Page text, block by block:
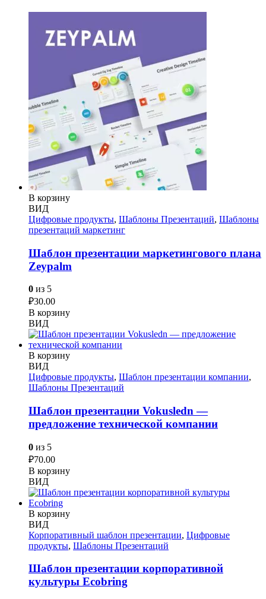
В корзину
ВИД
Цифровые продукты, Шаблоны Презентаций, Шаблоны
презентаций маркетинг
Шаблон презентации маркетингового плана
Zeypalm
0 из 5
₽30.00
В корзину
ВИД
В корзину
ВИД
Цифровые продукты, Шаблон презентации компании,
Шаблоны Презентаций
Шаблон презентации Vokusledn —
предложение технической компании
0 из 5
₽70.00
В корзину
ВИД
В корзину
ВИД
Корпоративный шаблон презентации, Цифровые
продукты, Шаблоны Презентаций
Шаблон презентации корпоративной
культуры Ecobring